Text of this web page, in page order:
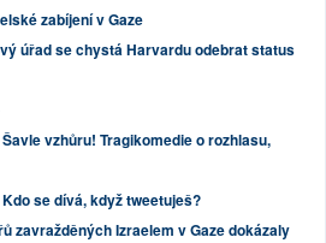
zabíjení v Gaze
úřad se chystá Harvardu odebrat status
Šavle vzhůru! Tragikomedie o rozhlasu,
Kdo se dívá, když tweetuješ?
zavražděných Izraelem v Gaze dokázaly